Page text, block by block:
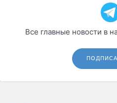
Все главные новости в